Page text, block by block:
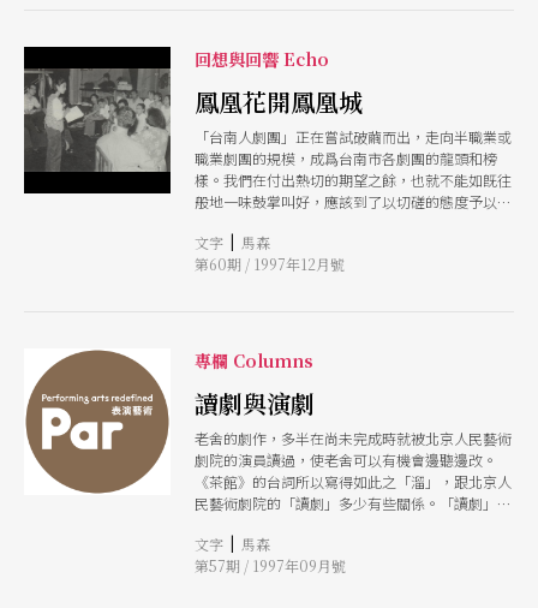
回想與回響 Echo
鳳凰花開鳳凰城
「台南人劇團」正在嘗試破繭而出，走向半職業或
職業劇團的規模，成爲台南市各劇團的龍頭和榜
樣。我們在付出熱切的期望之餘，也就不能如旣往
般地一味鼓掌叫好，應該到了以切磋的態度予以督
文字 | 馬森
第60期 / 1997年12月號
專欄 Columns
讀劇與演劇
老舍的劇作，多半在尚未完成時就被北京人民藝術
劇院的演員讀過，使老舍可以有機會邊聽邊改。
《茶館》的台詞所以寫得如此之「溜」，跟北京人
民藝術劇院的「讀劇」多少有些關係。「讀劇」在
文字 | 馬森
第57期 / 1997年09月號